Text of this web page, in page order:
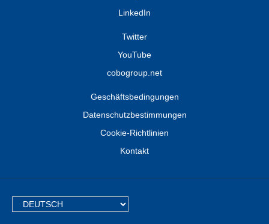
LinkedIn
Twitter
YouTube
cobogroup.net
Geschäftsbedingungen
Datenschutzbestimmungen
Cookie-Richtlinien
Kontakt
TEXT.LANGUAGE